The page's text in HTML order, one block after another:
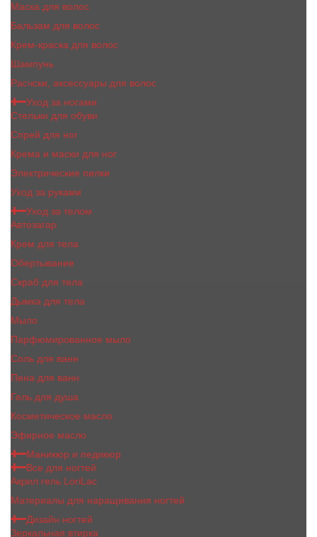
Маска для волос
Бальзам для волос
Крем-краска для волос
Шампунь
Расчски, аксессуары для волос
Уход за ногами
Стельки для обуви
Спрей для ног
Крема и маски для ног
Электрические пилки
Уход за руками
Уход за телом
Автозагар
Крем для тела
Обертывание
Скраб для тела
Дымка для тела
Мыло
Парфюмированное мыло
Соль для ванн
Пена для ванн
Гель для душа
Косметическое масло
Эфирное масло
Маникюр и педикюр
Все для ногтей
Акрил гель LoriLac
Материалы для наращивания ногтей
Дизайн ногтей
Зеркальная втирка